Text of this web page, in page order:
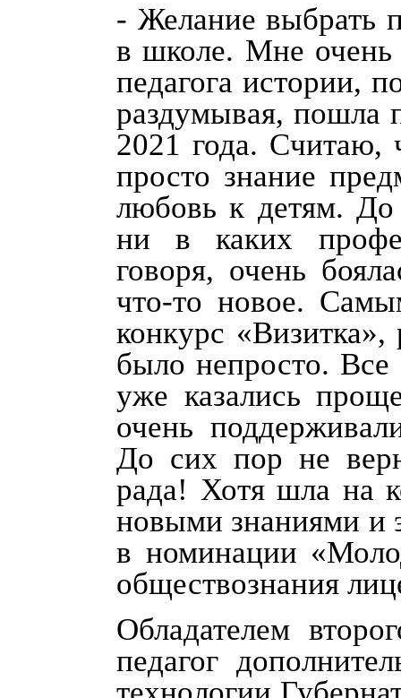
- Желание выбрать
в школе. Мне очень
педагога истории,
раздумывая, пошла
2021 года. Считаю,
просто знание
любовь к детям. До
ни в каких
говоря, очень
что-то новое.
конкурс
было непросто. Все
уже казались
очень
До сих пор не
рада! Хотя шла на
новыми знаниями и
в номинации
обществознания
Обладателем
педагог